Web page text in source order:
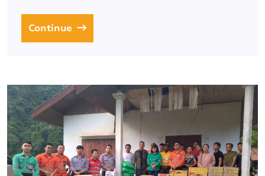
Continue